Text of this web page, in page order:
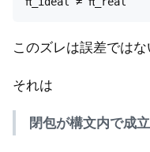
このズレは誤差ではな
それは
閉包が構文内で成